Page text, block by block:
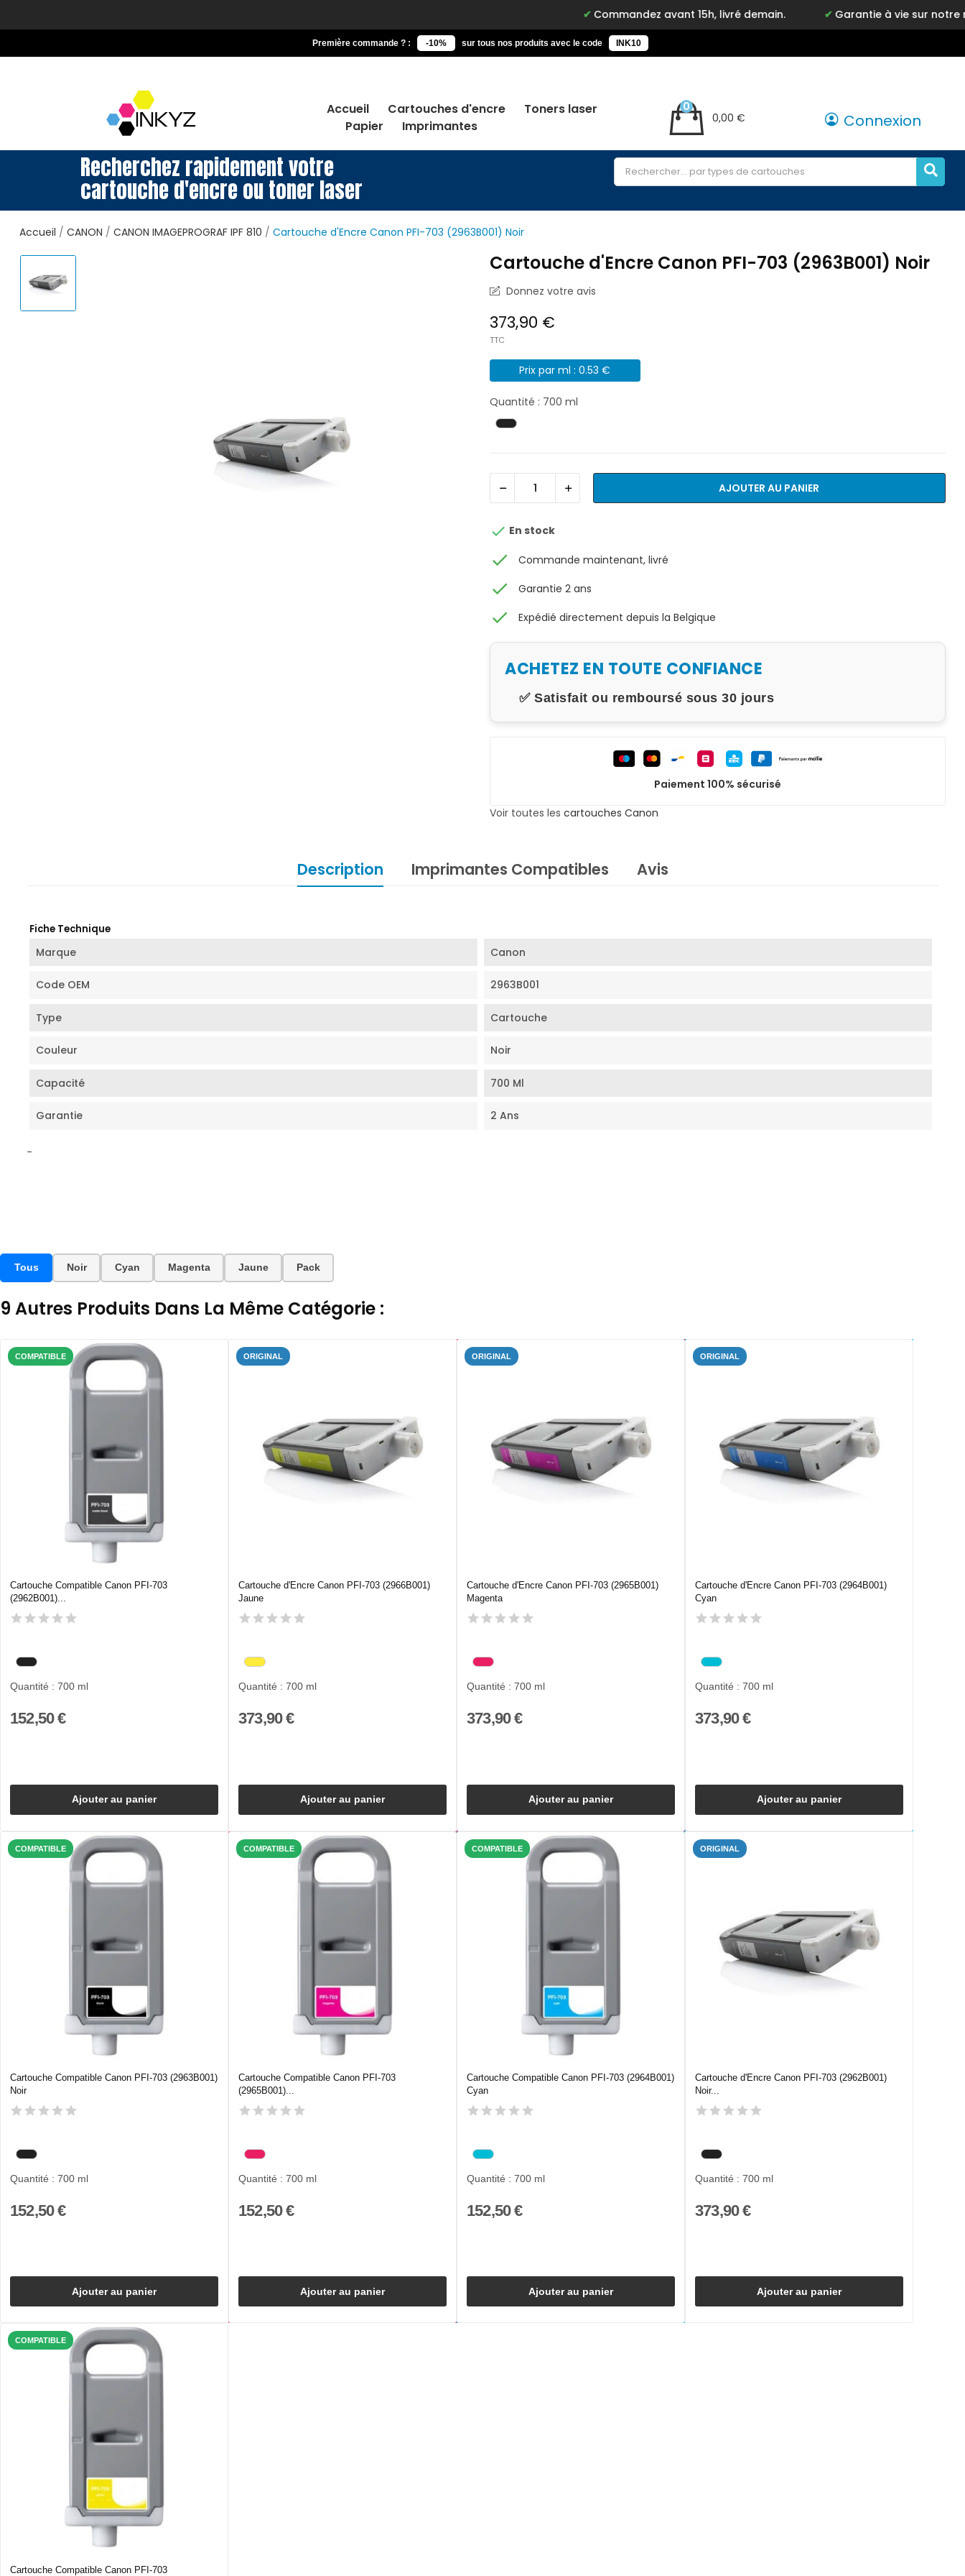
Commandez avant 15h, livré demain. Garantie à vie sur notre marque
Première commande ? : -10% sur tous nos produits avec le code INK10
Accueil Cartouches d'encre
Toners laser
Papier
Imprimantes
0,00 €
0
Connexion
Recherchez rapidement votre
cartouche d'encre ou toner laser
Accueil CANON CANON IMAGEPROGRAF IPF 810 Cartouche d'Encre Canon PFI-703 (2963B001) Noir
Cartouche d'Encre Canon PFI-703 (2963B001) Noir
Donnez votre avis
373,90 €
TTC
Prix par ml : 0.53 €
Quantité : 700 ml
AJOUTER AU PANIER
 En stock
check Commande maintenant, livré
check Garantie 2 ans
check Expédié directement depuis la Belgique
ACHETEZ EN TOUTE CONFIANCE
✅ Satisfait ou remboursé sous 30 jours
Paiement 100% sécurisé
Voir toutes les cartouches Canon
Description Imprimantes Compatibles Avis
Fiche Technique
Marque Canon
Code OEM 2963B001
Type Cartouche
Couleur Noir
Capacité 700 Ml
Garantie 2 Ans
-
Tous Noir Cyan Magenta Jaune Pack
9 Autres Produits Dans La Même Catégorie :
COMPATIBLE
Cartouche Compatible Canon PFI-703
(2962B001)...
Quantité : 700 ml
152,50 €
Ajouter au panier
ORIGINAL
Cartouche d'Encre Canon PFI-703 (2966B001)
Jaune
Quantité : 700 ml
373,90 €
Ajouter au panier
ORIGINAL
Cartouche d'Encre Canon PFI-703 (2965B001)
Magenta
Quantité : 700 ml
373,90 €
Ajouter au panier
ORIGINAL
Cartouche d'Encre Canon PFI-703 (2964B001)
Cyan
Quantité : 700 ml
373,90 €
Ajouter au panier
COMPATIBLE
Cartouche Compatible Canon PFI-703 (2963B001)
Noir
Quantité : 700 ml
152,50 €
Ajouter au panier
COMPATIBLE
Cartouche Compatible Canon PFI-703
(2965B001)...
Quantité : 700 ml
152,50 €
Ajouter au panier
COMPATIBLE
Cartouche Compatible Canon PFI-703 (2964B001)
Cyan
Quantité : 700 ml
152,50 €
Ajouter au panier
ORIGINAL
Cartouche d'Encre Canon PFI-703 (2962B001)
Noir...
Quantité : 700 ml
373,90 €
Ajouter au panier
COMPATIBLE
Cartouche Compatible Canon PFI-703